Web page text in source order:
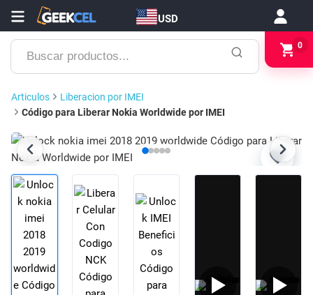
USD
Buscar
productos...
0
Articulos
Liberacion por IMEI
Código para Liberar Nokia Worldwide por IMEI